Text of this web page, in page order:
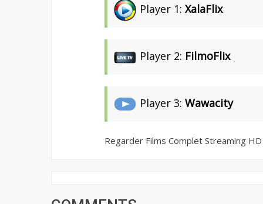
Player 1: XalaFlix
Player 2: FilmoFlix
Player 3: Wawacity
Regarder Films Complet Streaming